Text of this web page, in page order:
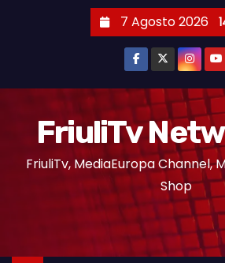
7 Agosto 2026
FriuliTv
FriuliTv, MediaEuropa Channel,
Shop